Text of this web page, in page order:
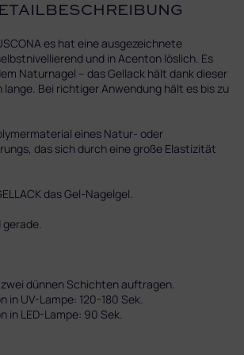
es hat eine ausgezeichnete
und in Acenton löslich. Es
Naturnagel – das Gellack hält dank dieser
Bei richtiger Anwendung hält es bis zu
eines Natur- oder
das sich durch eine große Elastizität
das Gel-Nagelgel.
dünnen Schichten auftragen.
in UV-Lampe: 120-180 Sek.
in LED-Lampe: 90 Sek.